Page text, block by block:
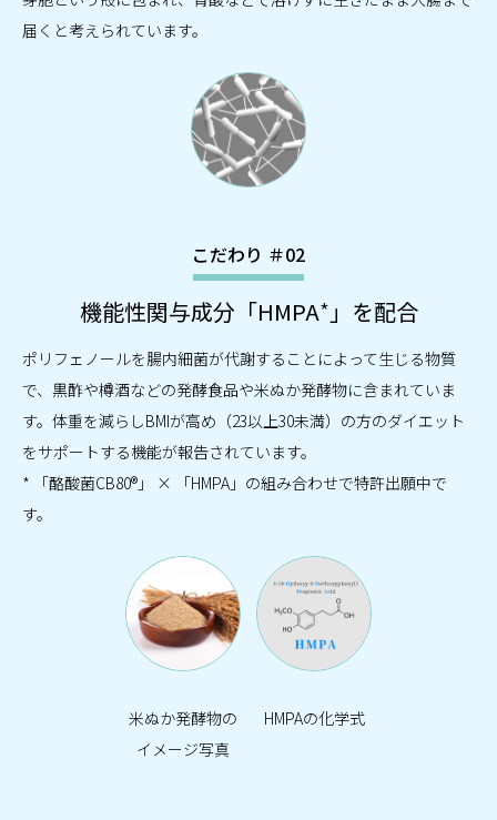
届くと考えられています。
こだわり ＃02
機能性関与成分「HMPA* 」を配合
ポリフェノールを腸内細菌が代謝することによって生じる物質
で、黒酢や樽酒などの発酵食品や米ぬか発酵物に含まれていま
す。体重を減らしBMIが高め（23以上30未満）の方のダイエット
をサポートする機能が報告されています。
* 「酪酸菌CB80®」 × 「HMPA」の組み合わせで特許出願中で
す。
米ぬか発酵物の
イメージ写真
HMPAの化学式